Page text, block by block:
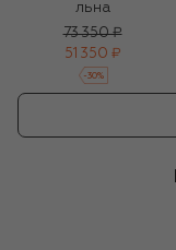
льна
73 350 ₽
51 350 ₽
-30%